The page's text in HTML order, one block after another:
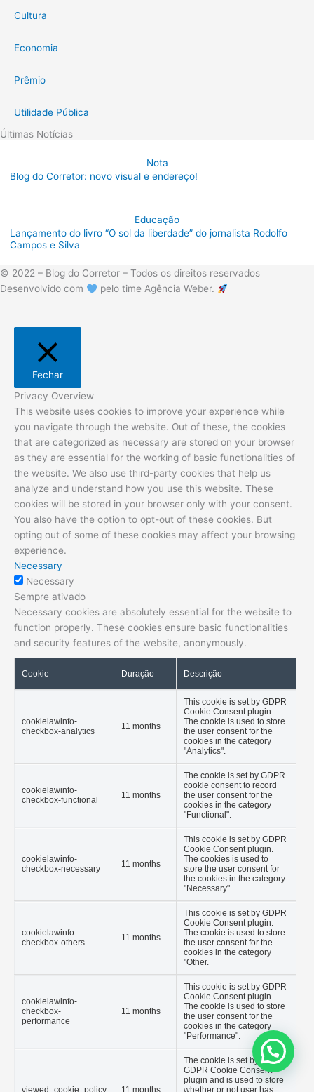
Cultura
Economia
Prêmio
Utilidade Pública
Últimas Notícias
Nota
Blog do Corretor: novo visual e endereço!
Educação
Lançamento do livro “O sol da liberdade” do jornalista Rodolfo
Campos e Silva
© 2022 – Blog do Corretor – Todos os direitos reservados
Desenvolvido com
pelo time Agência Weber.
Fechar
Privacy Overview
This website uses cookies to improve your experience while
you navigate through the website. Out of these, the cookies
that are categorized as necessary are stored on your browser
as they are essential for the working of basic functionalities of
the website. We also use third-party cookies that help us
analyze and understand how you use this website. These
cookies will be stored in your browser only with your consent.
You also have the option to opt-out of these cookies. But
opting out of some of these cookies may affect your browsing
experience.
Necessary
Necessary
Sempre ativado
Necessary cookies are absolutely essential for the website to
function properly. These cookies ensure basic functionalities
and security features of the website, anonymously.
Cookie Duração Descrição
cookielawinfo-
checkbox-analytics
11 months
This cookie is set by GDPR
Cookie Consent plugin.
The cookie is used to store
the user consent for the
cookies in the category
"Analytics".
cookielawinfo-
checkbox-functional
11 months
The cookie is set by GDPR
cookie consent to record
the user consent for the
cookies in the category
"Functional".
cookielawinfo-
checkbox-necessary
11 months
This cookie is set by GDPR
Cookie Consent plugin.
The cookies is used to
store the user consent for
the cookies in the category
"Necessary".
cookielawinfo-
checkbox-others
11 months
This cookie is set by GDPR
Cookie Consent plugin.
The cookie is used to store
the user consent for the
cookies in the category
"Other.
cookielawinfo-
checkbox-
performance
11 months
This cookie is set by GDPR
Cookie Consent plugin.
The cookie is used to store
the user consent for the
cookies in the category
"Performance".
viewed_cookie_policy 11 months
The cookie is set by the
GDPR Cookie Consent
plugin and is used to store
whether or not user has